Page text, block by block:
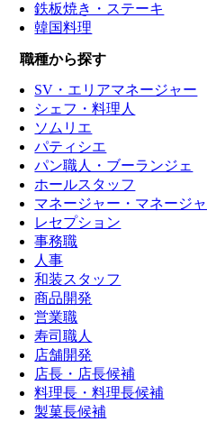
鉄板焼き・ステーキ
韓国料理
職種から探す
SV・エリアマネージャー
シェフ・料理人
ソムリエ
パティシエ
パン職人・ブーランジェ
ホールスタッフ
マネージャー・マネージ
レセプション
事務職
人事
和装スタッフ
商品開発
営業職
寿司職人
店舗開発
店長・店長候補
料理長・料理長候補
製菓長候補